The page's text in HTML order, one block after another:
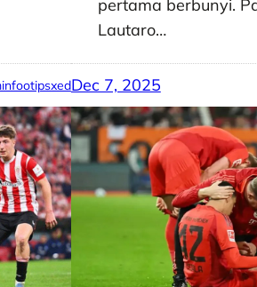
pertama berbunyi.
Lautaro…
Dec 7, 2025